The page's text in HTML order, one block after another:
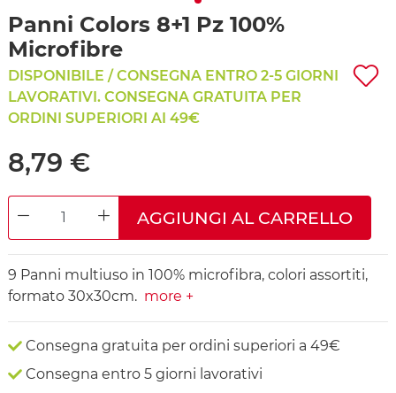
Panni Colors 8+1 Pz 100%
Microfibre
DISPONIBILE / CONSEGNA ENTRO 2-5 GIORNI
LAVORATIVI. CONSEGNA GRATUITA PER
ORDINI SUPERIORI AI 49€
8,79 €
DECREASE QUANTITYINCREASE QUANTITY
AGGIUNGI AL CARRELLO
9 Panni multiuso in 100% microfibra, colori assortiti,
formato 30x30cm. more +
Consegna gratuita per ordini superiori a 49€
Consegna entro 5 giorni lavorativi